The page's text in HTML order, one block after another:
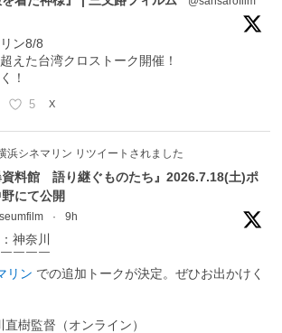
ン8/8
えた台湾クロストーク開催！
！
5 X
浜シネマリン リツイートされました
資料館 語り継ぐものたち』2026.7.18(土)ポ
にて公開
· 9h
神奈川
￣￣￣
リン での追加トークが決定。ぜひお出かけく
樹監督（オンライン）